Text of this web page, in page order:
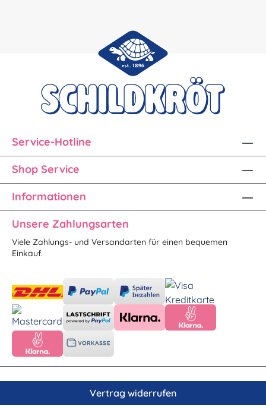
Service-Hotline
Shop Service
Informationen
Unsere Zahlungsarten
Viele Zahlungs- und Versandarten für einen bequemen
Einkauf.
Vertrag widerrufen